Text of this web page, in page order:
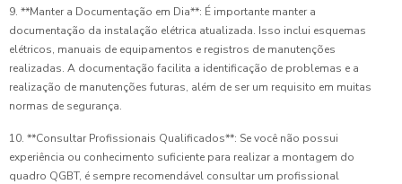
9. **Manter a Documentação em Dia**: É importante manter a
documentação da instalação elétrica atualizada. Isso inclui esquemas
elétricos, manuais de equipamentos e registros de manutenções
realizadas. A documentação facilita a identificação de problemas e a
realização de manutenções futuras, além de ser um requisito em muitas
normas de segurança.
10. **Consultar Profissionais Qualificados**: Se você não possui
experiência ou conhecimento suficiente para realizar a montagem do
quadro QGBT, é sempre recomendável consultar um profissional